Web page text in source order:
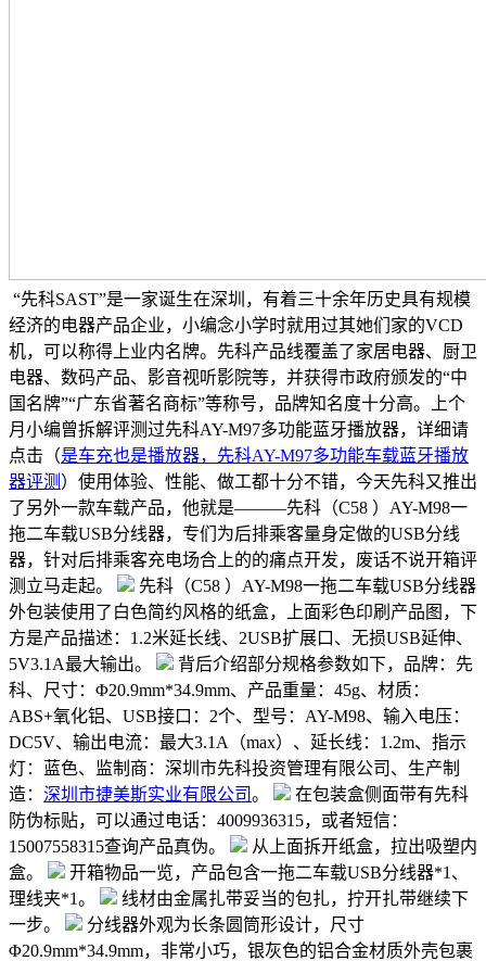
“先科SAST”是一家诞生在深圳，有着三十余年历史具有规模
经济的电器产品企业，小编念小学时就用过其她们家的VCD
机，可以称得上业内名牌。先科产品线覆盖了家居电器、厨卫
电器、数码产品、影音视听影院等，并获得市政府颁发的“中
国名牌”“广东省著名商标”等称号，品牌知名度十分高。上个
月小编曾拆解评测过先科AY-M97多功能蓝牙播放器，详细请
点击（是车充也是播放器，先科AY-M97多功能车载蓝牙播放
器评测 ）使用体验、性能、做工都十分不错，今天先科又推出
了另外一款车载产品，他就是———先科（C58 ）AY-M98一
拖二车载USB分线器，专们为后排乘客量身定做的USB分线
器，针对后排乘客充电场合上的的痛点开发，废话不说开箱评
测立马走起。
先科（C58 ）AY-M98一拖二车载USB分线器
外包装使用了白色简约风格的纸盒，上面彩色印刷产品图，下
方是产品描述：1.2米延长线、2USB扩展口、无损USB延伸、
5V3.1A最大输出。
背后介绍部分规格参数如下，品牌：先
科、尺寸：Φ20.9mm*34.9mm、产品重量：45g、材质：
ABS+氧化铝、USB接口：2个、型号：AY-M98、输入电压：
DC5V、输出电流：最大3.1A（max）、延长线：1.2m、指示
灯：蓝色、监制商：深圳市先科投资管理有限公司、生产制
造： 深圳市捷美斯实业有限公司。
在包装盒侧面带有先科
防伪标贴，可以通过电话：4009936315，或者短信：
15007558315查询产品真伪。
从上面拆开纸盒，拉出吸塑内
盒。
开箱物品一览，产品包含一拖二车载USB分线器*1、
理线夹*1。
线材由金属扎带妥当的包扎，拧开扎带继续下
一步。
分线器外观为长条圆筒形设计，尺寸
Φ20.9mm*34.9mm，非常小巧，银灰色的铝合金材质外壳包裹